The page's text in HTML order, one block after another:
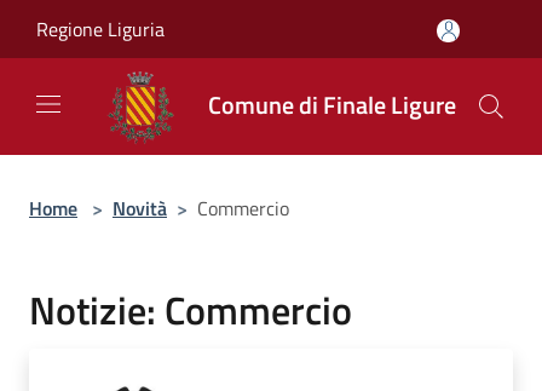
Regione Liguria
Comune di Finale Ligure
Home > Novità > Commercio
Notizie: Commercio